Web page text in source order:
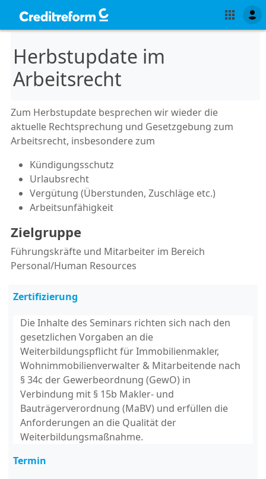
Herbstupdate im
Arbeitsrecht
Zum Herbstupdate besprechen wir wieder die
aktuelle Rechtsprechung und Gesetzgebung zum
Arbeitsrecht, insbesondere zum
Kündigungsschutz
Urlaubsrecht
Vergütung (Überstunden, Zuschläge etc.)
Arbeitsunfähigkeit
Zielgruppe
Führungskräfte und Mitarbeiter im Bereich
Personal/Human Resources
Zertifizierung
Die Inhalte des Seminars richten sich nach den
gesetzlichen Vorgaben an die
Weiterbildungspflicht für Immobilienmakler,
Wohnimmobilienverwalter & Mitarbeitende nach
§ 34c der Gewerbeordnung (GewO) in
Verbindung mit § 15b Makler- und
Bauträgerverordnung (MaBV) und erfüllen die
Anforderungen an die Qualität der
Weiterbildungsmaßnahme.
Termin